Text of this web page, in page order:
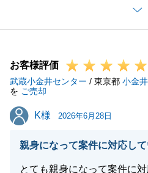
今後も不動産関連について
お気軽にご連絡下さい。
お客様評価
武蔵小金井センター / 東京都 小金
を ご売却
K様
K様 2026年6月28日
親身になって案件に対応し
とても親身になって案件に